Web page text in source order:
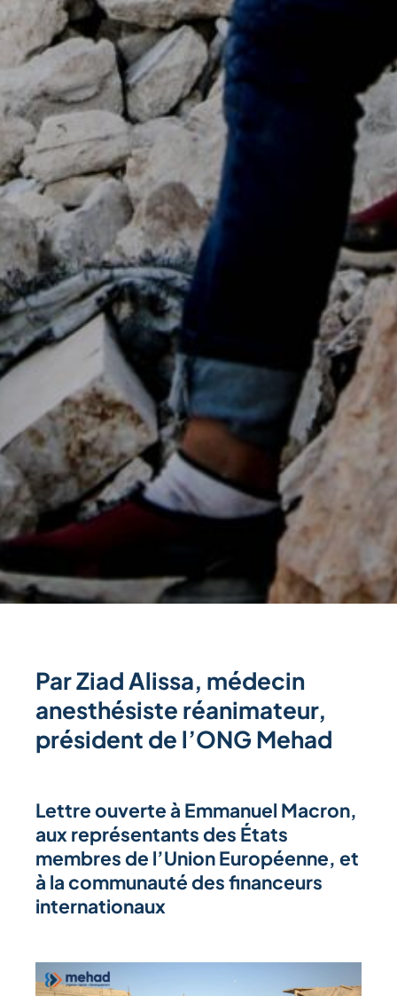
Par Ziad Alissa, médecin
anesthésiste réanimateur,
président de l’ONG Mehad
Lettre ouverte à Emmanuel Macron,
aux représentants des États
membres de l’Union Européenne, et
à la communauté des financeurs
internationaux